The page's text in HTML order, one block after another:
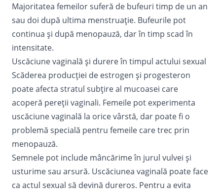
Majoritatea femeilor suferă de bufeuri timp de un an
sau doi după ultima menstruație. Bufeurile pot
continua și după menopauză, dar în timp scad în
intensitate.
Uscăciune vaginală și durere în timpul actului sexual
Scăderea producției de estrogen și progesteron
poate afecta stratul subțire al mucoasei care
acoperă pereții vaginali. Femeile pot experimenta
uscăciune vaginală la orice vârstă, dar poate fi o
problemă specială pentru femeile care trec prin
menopauză.
Semnele pot include mâncărime în jurul vulvei și
usturime sau arsură. Uscăciunea vaginală poate face
ca actul sexual să devină dureros. Pentru a evita